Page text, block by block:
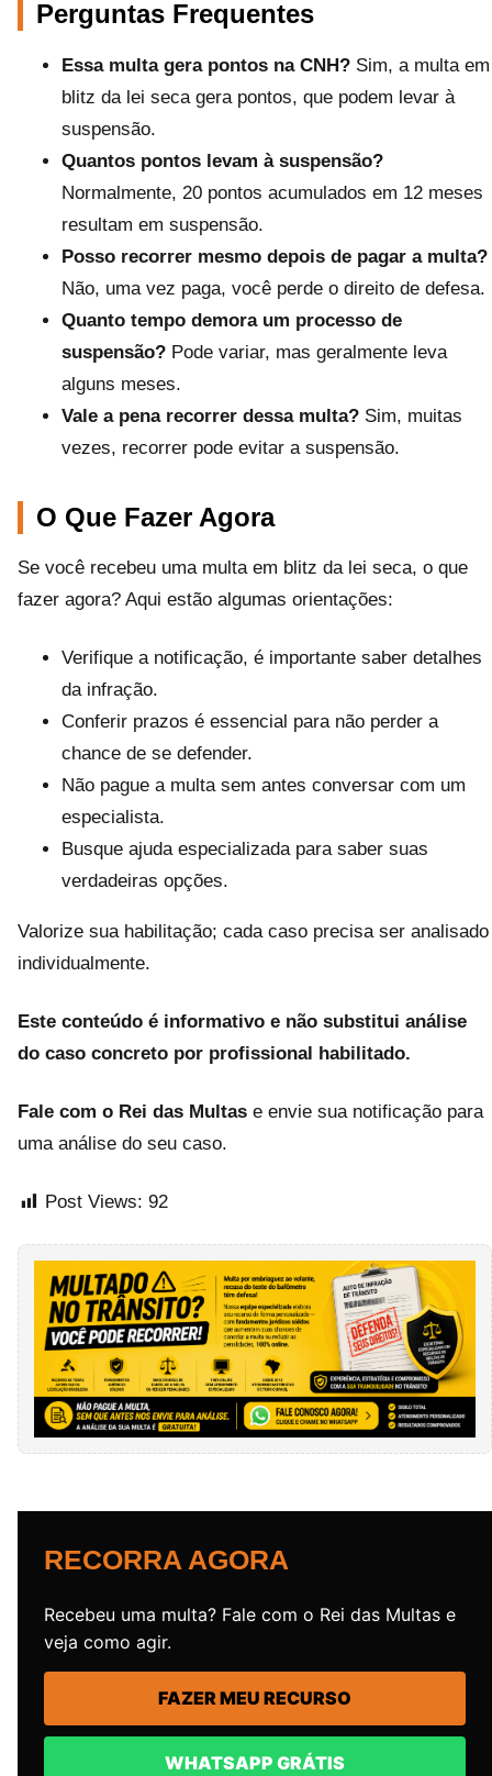
Perguntas Frequentes
Essa multa gera pontos na CNH? Sim, a multa em
blitz da lei seca gera pontos, que podem levar à
suspensão.
Quantos pontos levam à suspensão?
Normalmente, 20 pontos acumulados em 12 meses
resultam em suspensão.
Posso recorrer mesmo depois de pagar a multa?
Não, uma vez paga, você perde o direito de defesa.
Quanto tempo demora um processo de
suspensão? Pode variar, mas geralmente leva
alguns meses.
Vale a pena recorrer dessa multa? Sim, muitas
vezes, recorrer pode evitar a suspensão.
O Que Fazer Agora
Se você recebeu uma multa em blitz da lei seca, o que
fazer agora? Aqui estão algumas orientações:
Verifique a notificação, é importante saber detalhes
da infração.
Conferir prazos é essencial para não perder a
chance de se defender.
Não pague a multa sem antes conversar com um
especialista.
Busque ajuda especializada para saber suas
verdadeiras opções.
Valorize sua habilitação; cada caso precisa ser analisado
individualmente.
Este conteúdo é informativo e não substitui análise
do caso concreto por profissional habilitado.
Fale com o Rei das Multas e envie sua notificação para
uma análise do seu caso.
Post Views: 92
RECORRA AGORA
Recebeu uma multa? Fale com o Rei das Multas e
veja como agir.
FAZER MEU RECURSO
WHATSAPP GRÁTIS